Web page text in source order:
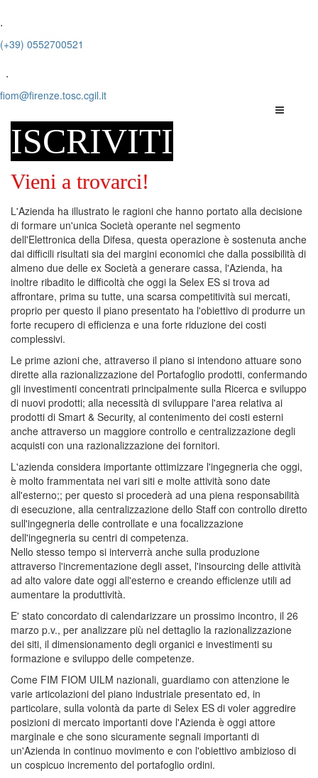
.
(+39) 0552700521
.
fiom@firenze.tosc.cgil.it
ISCRIVITI
Vieni a trovarci!
L'Azienda ha illustrato le ragioni che hanno portato alla decisione
di formare un'unica Società operante nel segmento
dell'Elettronica della Difesa, questa operazione è sostenuta anche
dai difficili risultati sia dei margini economici che dalla possibilità di
almeno due delle ex Società a generare cassa, l'Azienda, ha
inoltre ribadito le difficoltà che oggi la Selex ES si trova ad
affrontare, prima su tutte, una scarsa competitività sui mercati,
proprio per questo il piano presentato ha l'obiettivo di produrre un
forte recupero di efficienza e una forte riduzione dei costi
complessivi.
Le prime azioni che, attraverso il piano si intendono attuare sono
dirette alla razionalizzazione del Portafoglio prodotti, confermando
gli investimenti concentrati principalmente sulla Ricerca e sviluppo
di nuovi prodotti; alla necessità di sviluppare l'area relativa ai
prodotti di Smart & Security, al contenimento dei costi esterni
anche attraverso un maggiore controllo e centralizzazione degli
acquisti con una razionalizzazione dei fornitori.
L'azienda considera importante ottimizzare l'ingegneria che oggi,
è molto frammentata nei vari siti e molte attività sono date
all'esterno;; per questo si procederà ad una piena responsabilità
di esecuzione, alla centralizzazione dello Staff con controllo diretto
sull'ingegneria delle controllate e una focalizzazione
dell'ingegneria su centri di competenza.
Nello stesso tempo si interverrà anche sulla produzione
attraverso l'incrementazione degli asset, l'insourcing delle attività
ad alto valore date oggi all'esterno e creando efficienze utili ad
aumentare la produttività.
E' stato concordato di calendarizzare un prossimo incontro, il 26
marzo p.v., per analizzare più nel dettaglio la razionalizzazione
dei siti, il dimensionamento degli organici e investimenti su
formazione e sviluppo delle competenze.
Come FIM FIOM UILM nazionali, guardiamo con attenzione le
varie articolazioni del piano industriale presentato ed, in
particolare, sulla volontà da parte di Selex ES di voler aggredire
posizioni di mercato importanti dove l'Azienda è oggi attore
marginale e che sono sicuramente segnali importanti di
un'Azienda in continuo movimento e con l'obiettivo ambizioso di
un cospicuo incremento del portafoglio ordini.